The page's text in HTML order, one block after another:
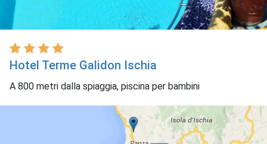
Hotel Terme Galidon Ischia
A 800 metri dalla spiaggia, piscina per bambini